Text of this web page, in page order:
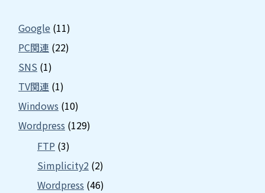
Google (11)
PC関連 (22)
SNS (1)
TV関連 (1)
Windows (10)
Wordpress (129)
FTP (3)
Simplicity2 (2)
Wordpress (46)